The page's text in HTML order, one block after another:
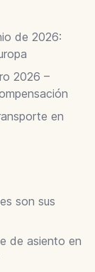
de 2026:
2026 –
en
son sus
de asiento en